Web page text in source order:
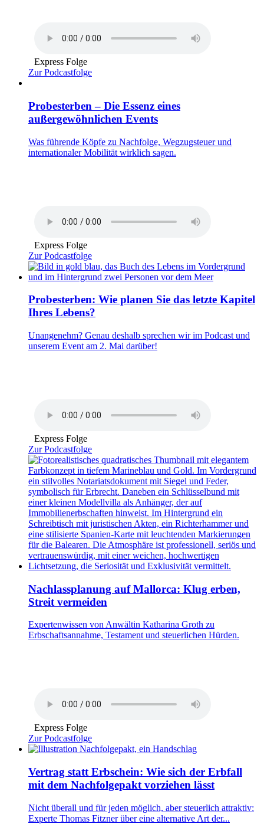
Express Folge
Zur Podcastfolge
Probesterben – Die Essenz eines
außergewöhnlichen Events
Was führende Köpfe zu Nachfolge, Wegzugsteuer und
internationaler Mobilität wirklich sagen.
Express Folge
Zur Podcastfolge
Probesterben: Wie planen Sie das letzte Kapitel
Ihres Lebens?
Unangenehm? Genau deshalb sprechen wir im Podcast und
unserem Event am 2. Mai darüber!
Express Folge
Zur Podcastfolge
Nachlassplanung auf Mallorca: Klug erben,
Streit vermeiden
Expertenwissen von Anwältin Katharina Groth zu
Erbschaftsannahme, Testament und steuerlichen Hürden.
Express Folge
Zur Podcastfolge
Vertrag statt Erbschein: Wie sich der Erbfall
mit dem Nachfolgepakt vorziehen lässt
Nicht überall und für jeden möglich, aber steuerlich attraktiv:
Experte Thomas Fitzner über eine alternative Art der...